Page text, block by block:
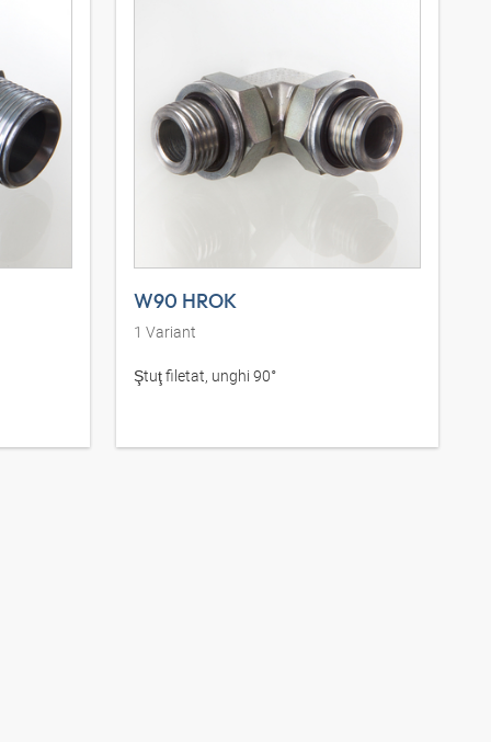
W90 HROK
1 Variant
Ştuţ filetat, unghi 90°